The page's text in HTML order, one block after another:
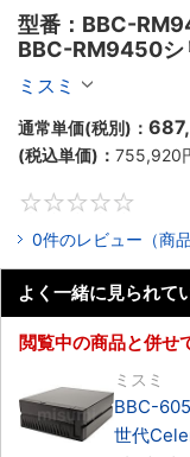
型番：BBC-
BBC-RM9450シ
Celeron対応ラッ
ミスミ
通常単価(税別)：
(税込単価)： 755,920
0件のレビュー（商
よく一緒に見られて
閲覧中の商品と併せ
ミスミ
BBC-
世代